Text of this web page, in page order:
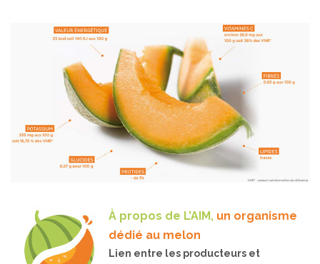
À propos de L’AIM, un organisme
dédié au melon
Lien entre les producteurs et